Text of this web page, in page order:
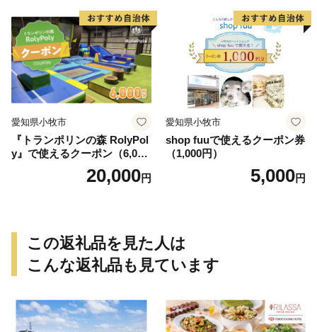
愛知県小牧市
『トランポリンの森 RolyPol
y』で使えるクーポン（6,000
20,000円
愛知県小牧市
shop fuuで使えるクーポン券
（1,000円）
5,000円
この返礼品を見た人は
こんな返礼品も見ています